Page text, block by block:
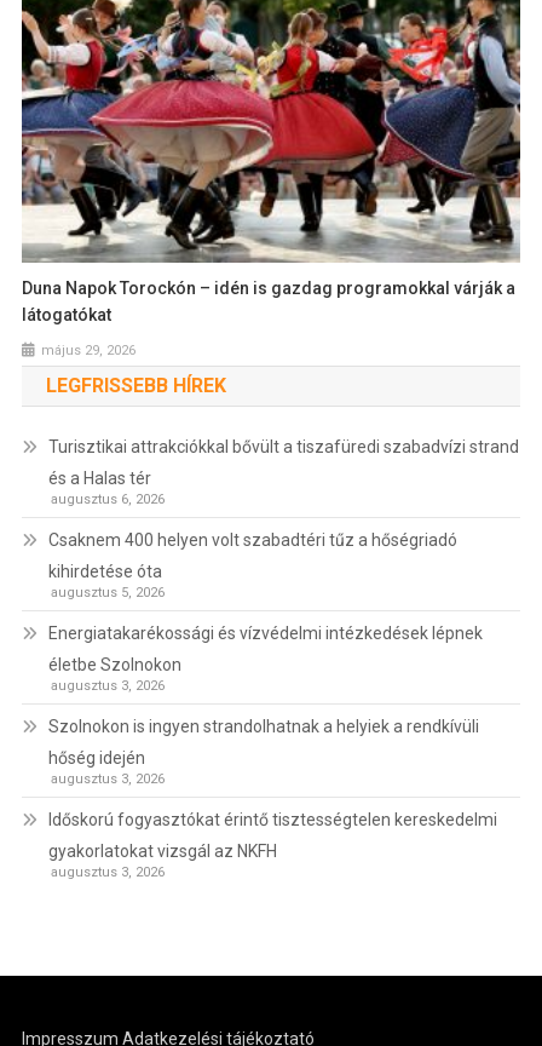
Duna Napok Torockón – idén is gazdag programokkal várják a
látogatókat
május 29, 2026
LEGFRISSEBB HÍREK
Turisztikai attrakciókkal bővült a tiszafüredi szabadvízi strand
és a Halas tér
augusztus 6, 2026
Csaknem 400 helyen volt szabadtéri tűz a hőségriadó
kihirdetése óta
augusztus 5, 2026
Energiatakarékossági és vízvédelmi intézkedések lépnek
életbe Szolnokon
augusztus 3, 2026
Szolnokon is ingyen strandolhatnak a helyiek a rendkívüli
hőség idején
augusztus 3, 2026
Időskorú fogyasztókat érintő tisztességtelen kereskedelmi
gyakorlatokat vizsgál az NKFH
augusztus 3, 2026
Impresszum Adatkezelési tájékoztató